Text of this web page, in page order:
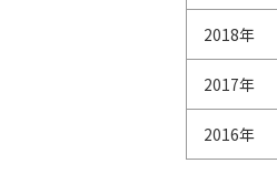
2018年
2017年
2016年